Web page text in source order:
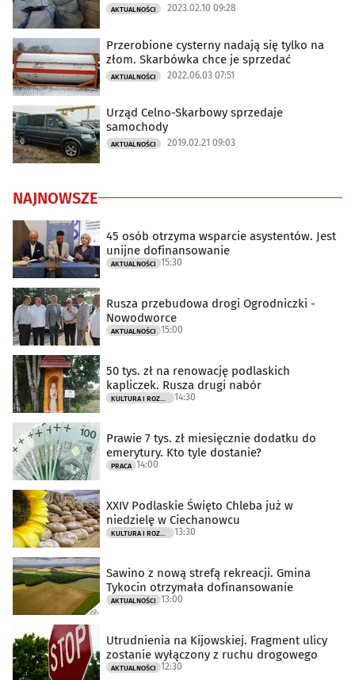
AKTUALNOŚCI 2023.02.10 09:28
Przerobione cysterny nadają się tylko na
złom. Skarbówka chce je sprzedać
AKTUALNOŚCI 2022.06.03 07:51
Urząd Celno-Skarbowy sprzedaje
samochody
AKTUALNOŚCI 2019.02.21 09:03
NAJNOWSZE
45 osób otrzyma wsparcie asystentów. Jest
unijne dofinansowanie
AKTUALNOŚCI 15:30
Rusza przebudowa drogi Ogrodniczki -
Nowodworce
AKTUALNOŚCI 15:00
50 tys. zł na renowację podlaskich
kapliczek. Rusza drugi nabór
KULTURA I ROZRYWKA 14:30
Prawie 7 tys. zł miesięcznie dodatku do
emerytury. Kto tyle dostanie?
PRACA 14:00
XXIV Podlaskie Święto Chleba już w
niedzielę w Ciechanowcu
KULTURA I ROZRYWKA 13:30
Sawino z nową strefą rekreacji. Gmina
Tykocin otrzymała dofinansowanie
AKTUALNOŚCI 13:00
Utrudnienia na Kijowskiej. Fragment ulicy
zostanie wyłączony z ruchu drogowego
AKTUALNOŚCI 12:30